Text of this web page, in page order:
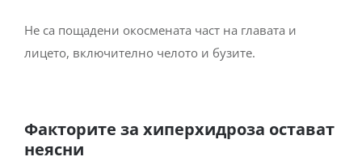
Не са пощадени окосмената част на главата и
лицето, включително челото и бузите.
Факторите за хиперхидроза остават
неясни